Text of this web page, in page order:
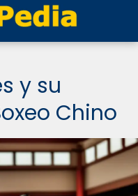
y su
Chino